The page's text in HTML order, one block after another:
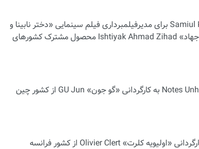
جایزه بهترین فیلمبرداری به «سامی‌الکریم شوپتاک» Samiul Karim Shuptak برای مدیرفیلمبرداری فیلم سینمایی «دختر نابینا و
فیل» The Blind Girl and an Elephant به کارگردانی «اشتیاق احمد جهاد» Ishtiyak Ahmad Zihad محصول مشترک کشورهای
جایزه بهترین فیلم مستند به فیلم «یادداشت‌های شنیده‌نشده» Notes Unheard به کارگردانی «گو جون» GU Jun از کشور چین
جایزه بهترین فیلم انیمیشن بلند به «لوسیِ گمشده» Lucy Lost به کارگردانی «اولیویه کلرت» Olivier Clert از کشور فرانسه